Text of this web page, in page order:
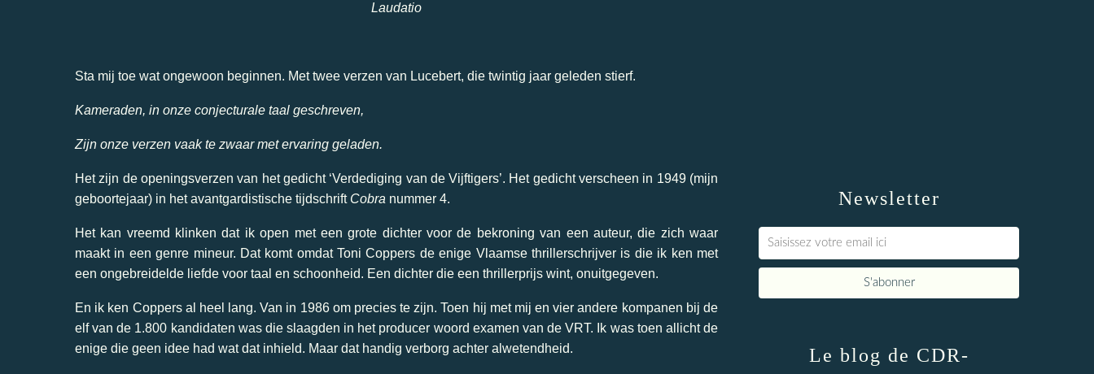
Laudatio
Sta mij toe wat ongewoon beginnen. Met twee verzen van Lucebert, die twintig jaar geleden stierf.
Kameraden, in onze conjecturale taal geschreven,
Zijn onze verzen vaak te zwaar met ervaring geladen.
Het zijn de openingsverzen van het gedicht ‘Verdediging van de Vijftigers’. Het gedicht verscheen in 1949 (mijn
geboortejaar) in het avantgardistische tijdschrift Cobra nummer 4.
Het kan vreemd klinken dat ik open met een grote dichter voor de bekroning van een auteur, die zich waar
maakt in een genre mineur. Dat komt omdat Toni Coppers de enige Vlaamse thrillerschrijver is die ik ken met
een ongebreidelde liefde voor taal en schoonheid. Een dichter die een thrillerprijs wint, onuitgegeven.
En ik ken Coppers al heel lang. Van in 1986 om precies te zijn. Toen hij met mij en vier andere kompanen bij de
elf van de 1.800 kandidaten was die slaagden in het producer woord examen van de VRT. Ik was toen allicht de
enige die geen idee had wat dat inhield. Maar dat handig verborg achter alwetendheid.
Newsletter
Le blog de CDR-